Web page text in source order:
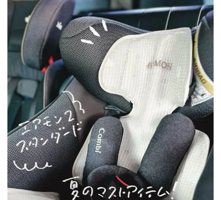
スーパーヒーローとなりました🦸✨
長女と次女もファンシートを触って
ひんやり〜きもちぃ〜と大絶賛👏🏻💖
双子の分、早々にもう一台買い足さねば🙂‍↕️
お値段も決してお安いものではないので
(私もそうだったのですが🙇🏻‍♂️)
購入することを迷っている方に
本当にお勧めしたいです🙂‍↕️
夏のおでかけの救世主🦸
「エアモン2」
ぜひぜひ、チェックしてみてください！